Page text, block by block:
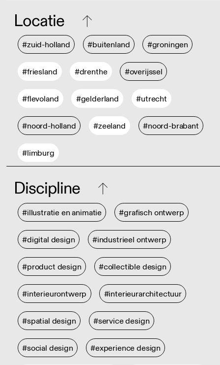
Locatie
#zuid-holland #buitenland #groningen
#friesland #drenthe #overijssel
#flevoland #gelderland #utrecht
#noord-holland #zeeland #noord-brabant
#limburg
Discipline
#illustratie en animatie #grafisch ontwerp
#digital design #industrieel ontwerp
#product design #collectible design
#interieurontwerp #interieurarchitectuur
#spatial design #service design
#social design #experience design